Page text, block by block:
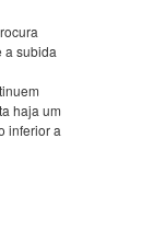
a subida
haja um
inferior a